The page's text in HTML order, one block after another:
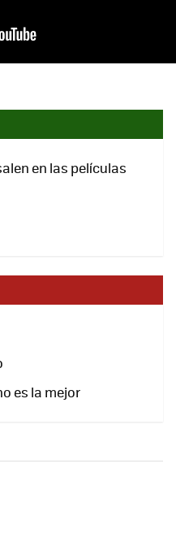
en las películas
es la mejor